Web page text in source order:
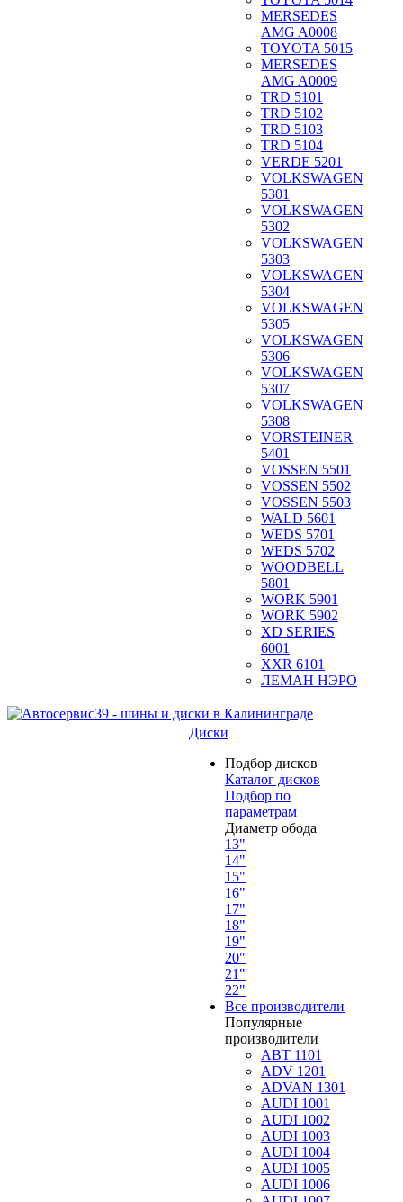
MERSEDES
AMG A0008
TOYOTA 5015
MERSEDES
AMG A0009
TRD 5101
TRD 5102
TRD 5103
TRD 5104
VERDE 5201
VOLKSWAGEN
5301
VOLKSWAGEN
5302
VOLKSWAGEN
5303
VOLKSWAGEN
5304
VOLKSWAGEN
5305
VOLKSWAGEN
5306
VOLKSWAGEN
5307
VOLKSWAGEN
5308
VORSTEINER
5401
VOSSEN 5501
VOSSEN 5502
VOSSEN 5503
WALD 5601
WEDS 5701
WEDS 5702
WOODBELL
5801
WORK 5901
WORK 5902
XD SERIES
6001
XXR 6101
ЛЕМАН НЭРО
Диски
Подбор дисков
Каталог дисков
Подбор по
параметрам
Диаметр обода
13"
14"
15"
16"
17"
18"
19"
20"
21"
22"
Все производители
Популярные
производители
ABT 1101
ADV 1201
ADVAN 1301
AUDI 1001
AUDI 1002
AUDI 1003
AUDI 1004
AUDI 1005
AUDI 1006